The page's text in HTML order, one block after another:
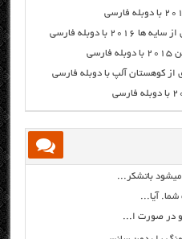
با دوبله فارسی
از کوهستان آلپ با دوبله فارسی
میشود باتشکر...
آیا...
و در صورت ا...